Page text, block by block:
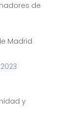
de
Madrid
y